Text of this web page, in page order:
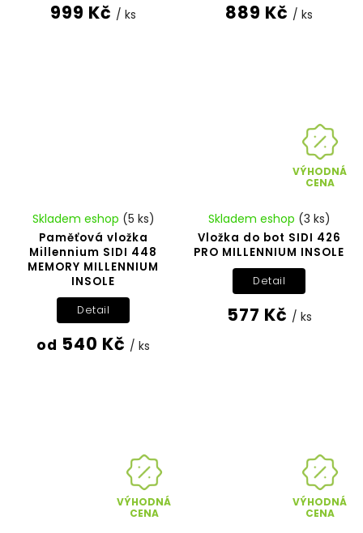
999 Kč / ks 889 Kč / ks
Paměťová vložka
Millennium SIDI 448
MEMORY MILLENNIUM
INSOLE
Skladem eshop (5 ks)
od 540 Kč / ks
Detail
VÝHODNÁ
CENA
Vložka do bot SIDI 426
PRO MILLENNIUM INSOLE
Skladem eshop (3 ks)
577 Kč / ks
Detail
VÝHODNÁ
CENA
VÝHODNÁ
CENA